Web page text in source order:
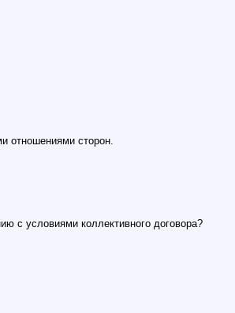
отношениями сторон.
с условиями коллективного договора?